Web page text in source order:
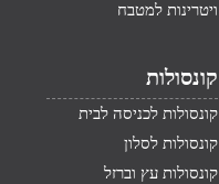
ויטרינות למטבח
קונסולות
קונסולות לכניסה לבית
קונסולות לסלון
קונסולות עץ וברזל